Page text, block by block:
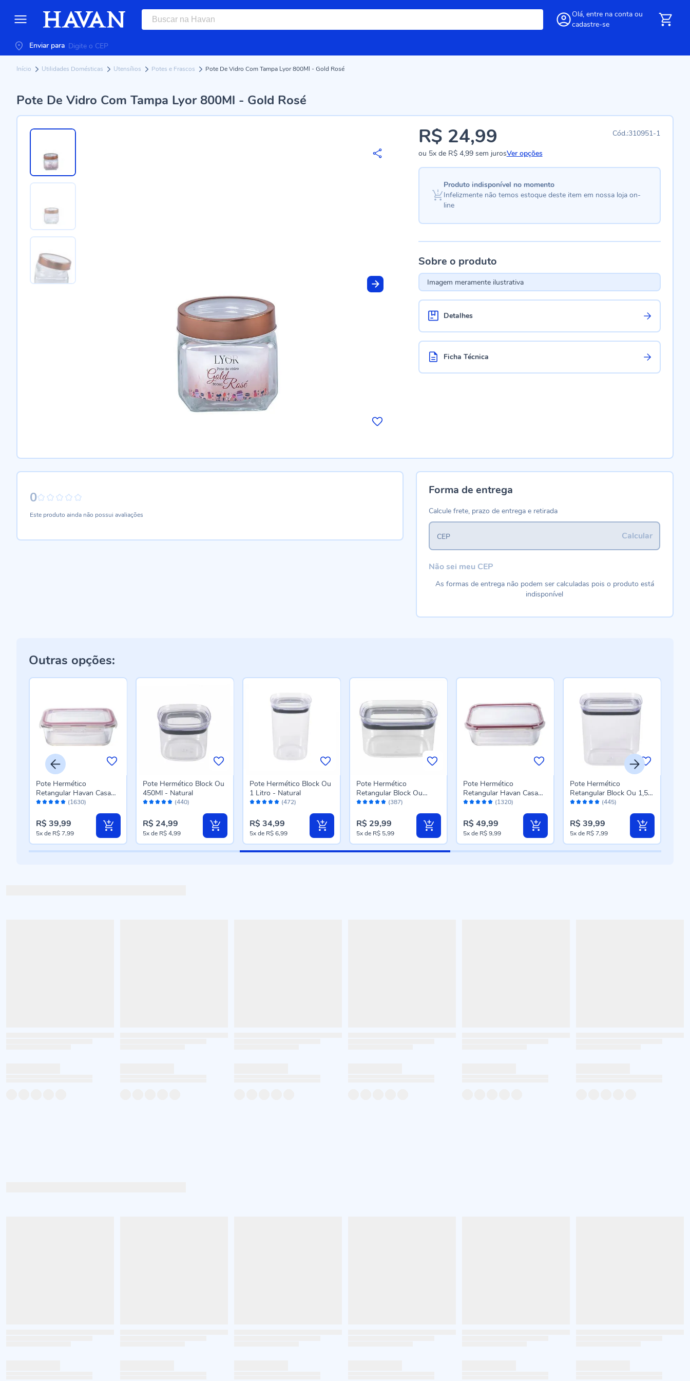
Olá, entre na conta ou
cadastre-se
Enviar para
Início Utilidades Domésticas Utensílios Potes e Frascos Pote De Vidro Com Tampa Lyor 800Ml - Gold Rosé
Pote De Vidro Com Tampa Lyor 800Ml - Gold Rosé
310951-1
R$ 24,99
ou 5xde R$ 4,99sem jurosVer opções
Produto indisponível no momento
Infelizmente não temos estoque deste item em nossa loja on-
line
Sobre o produto
Imagem meramente ilustrativa
Detalhes
Ficha Técnica
0
Este produto ainda não possui avaliações
Forma de entrega
Calcule frete, prazo de entrega e retirada
Calcular
CEP
Não sei meu CEP
As formas de entrega não podem ser calculadas pois o produto está
indisponível
Outras opções:
Avaliação: (1630)
Pote Hermético
Retangular Havan Casa
840Ml - Vidro
R$ 39,99
5xde R$ 7,99
Avaliação: (440)
Pote Hermético Block Ou
450Ml - Natural
R$ 24,99
5xde R$ 4,99
Avaliação: (472)
Pote Hermético Block Ou
1 Litro - Natural
R$ 34,99
5xde R$ 6,99
Avaliação: (387)
Pote Hermético
Retangular Block Ou
650Ml - Natural
R$ 29,99
5xde R$ 5,99
Avaliação: (1320)
Pote Hermético
Retangular Havan Casa
1,5 Litros - Vidro
R$ 49,99
5xde R$ 9,99
Avaliação: (445)
Pote Hermético
Retangular Block Ou 1,5
Litros - Natural
R$ 39,99
5xde R$ 7,99